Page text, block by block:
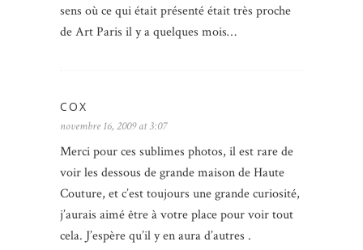
sens où ce qui était présenté était très proche
de Art Paris il y a quelques mois…
COX
novembre 16, 2009 at 3:07
Merci pour ces sublimes photos, il est rare de
voir les dessous de grande maison de Haute
Couture, et c’est toujours une grande curiosité,
j’aurais aimé être à votre place pour voir tout
cela. J’espère qu’il y en aura d’autres .